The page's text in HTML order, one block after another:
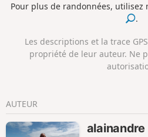
Pour plus de randonnées, utilisez
.
Les descriptions et la trace
propriété de leur auteur. Ne
AUTEUR
alainandre